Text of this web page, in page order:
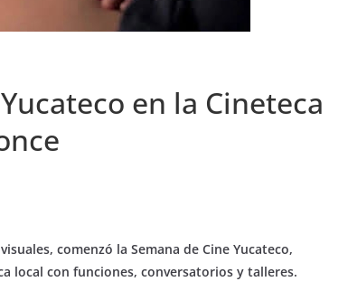
en la Cineteca
comenzó la Semana de Cine Yucateco,
local con funciones, conversatorios y talleres.